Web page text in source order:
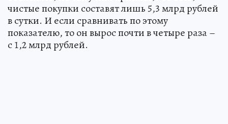
чистые покупки составят лишь 5,3 млрд рублей
в сутки. И если сравнивать по этому
показателю, то он вырос почти в четыре раза –
с 1,2 млрд рублей.